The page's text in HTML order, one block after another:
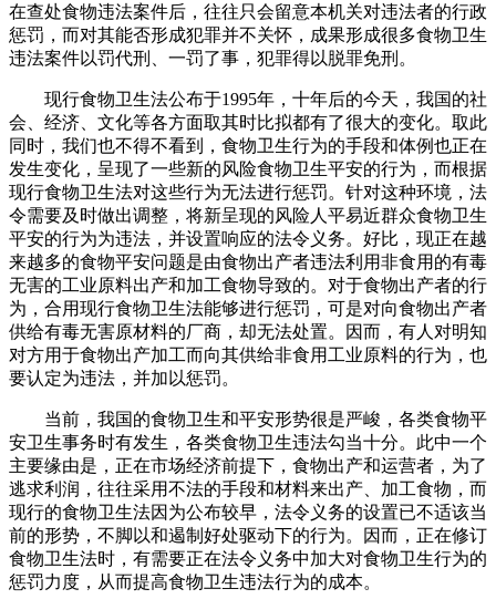
在查处食物违法案件后，往往只会留意本机关对违法者的行政
惩罚，而对其能否形成犯罪并不关怀，成果形成很多食物卫生
违法案件以罚代刑、一罚了事，犯罪得以脱罪免刑。
现行食物卫生法公布于1995年，十年后的今天，我国的社
会、经济、文化等各方面取其时比拟都有了很大的变化。取此
同时，我们也不得不看到，食物卫生行为的手段和体例也正在
发生变化，呈现了一些新的风险食物卫生平安的行为，而根据
现行食物卫生法对这些行为无法进行惩罚。针对这种环境，法
令需要及时做出调整，将新呈现的风险人平易近群众食物卫生
平安的行为为违法，并设置响应的法令义务。好比，现正在越
来越多的食物平安问题是由食物出产者违法利用非食用的有毒
无害的工业原料出产和加工食物导致的。对于食物出产者的行
为，合用现行食物卫生法能够进行惩罚，可是对向食物出产者
供给有毒无害原材料的厂商，却无法处置。因而，有人对明知
对方用于食物出产加工而向其供给非食用工业原料的行为，也
要认定为违法，并加以惩罚。
当前，我国的食物卫生和平安形势很是严峻，各类食物平
安卫生事务时有发生，各类食物卫生违法勾当十分。此中一个
主要缘由是，正在市场经济前提下，食物出产和运营者，为了
逃求利润，往往采用不法的手段和材料来出产、加工食物，而
现行的食物卫生法因为公布较早，法令义务的设置已不适该当
前的形势，不脚以和遏制好处驱动下的行为。因而，正在修订
食物卫生法时，有需要正在法令义务中加大对食物卫生行为的
惩罚力度，从而提高食物卫生违法行为的成本。